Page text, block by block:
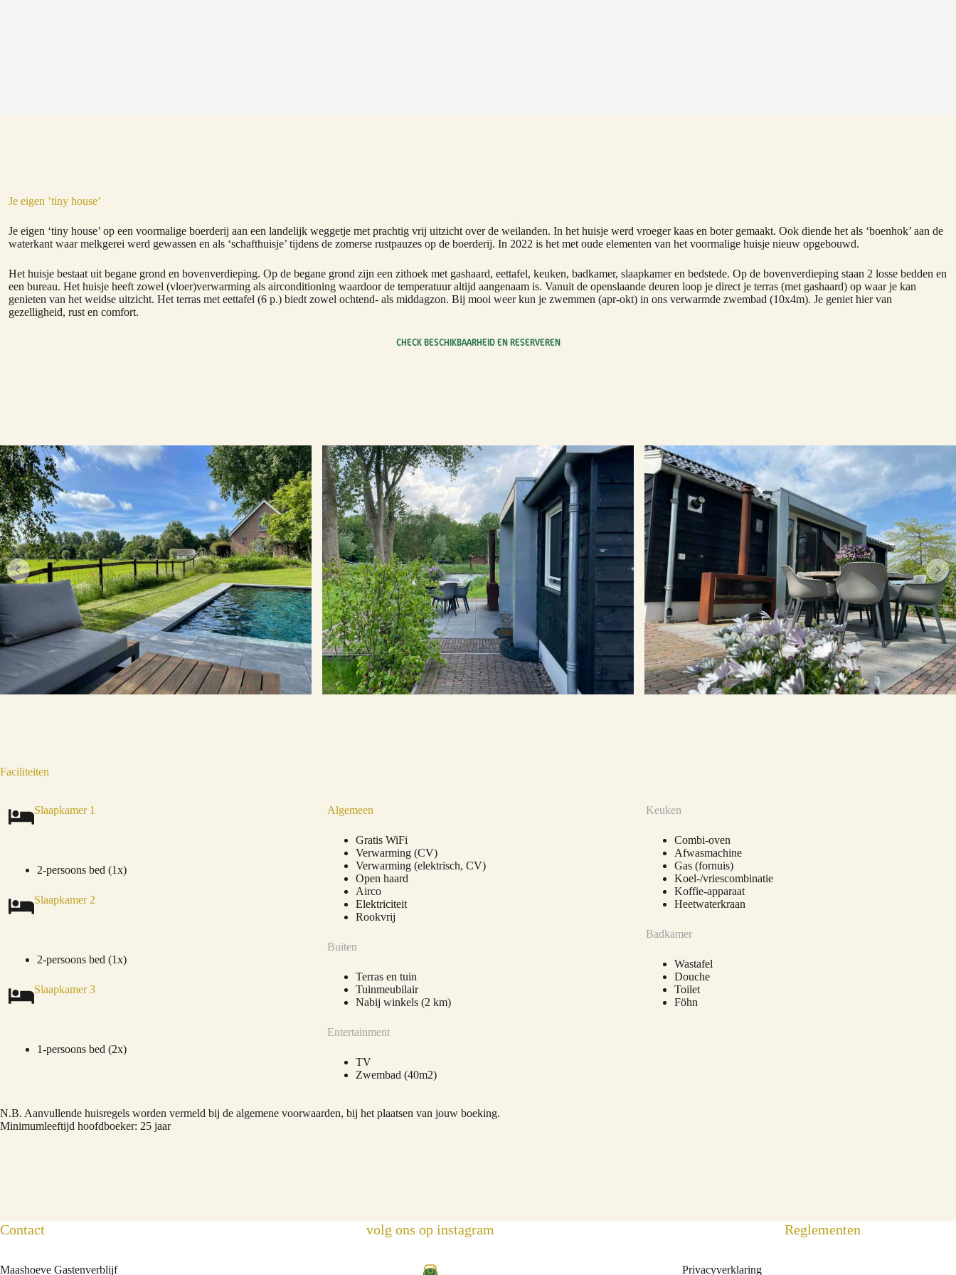
Je eigen ’tiny house’
Je eigen ‘tiny house’ op een voormalige boerderij aan een landelijk weggetje met prachtig vrij uitzicht over de weilanden. In het huisje werd vroeger kaas en boter gemaakt. Ook diende het als ‘boenhok’ aan de
waterkant waar melkgerei werd gewassen en als ‘schafthuisje’ tijdens de zomerse rustpauzes op de boerderij. In 2022 is het met oude elementen van het voormalige huisje nieuw opgebouwd.
Het huisje bestaat uit begane grond en bovenverdieping. Op de begane grond zijn een zithoek met gashaard, eettafel, keuken, badkamer, slaapkamer en bedstede. Op de bovenverdieping staan 2 losse bedden en
een bureau. Het huisje heeft zowel (vloer)verwarming als airconditioning waardoor de temperatuur altijd aangenaam is. Vanuit de openslaande deuren loop je direct je terras (met gashaard) op waar je kan
genieten van het weidse uitzicht. Het terras met eettafel (6 p.) biedt zowel ochtend- als middagzon. Bij mooi weer kun je zwemmen (apr-okt) in ons verwarmde zwembad (10x4m). Je geniet hier van
gezelligheid, rust en comfort.
CHECK BESCHIKBAARHEID EN RESERVEREN
Faciliteiten
Slaapkamer 1
2-persoons bed (1x)
Slaapkamer 2
2-persoons bed (1x)
Slaapkamer 3
1-persoons bed (2x)
Algemeen
Gratis WiFi
Verwarming (CV)
Verwarming (elektrisch, CV)
Open haard
Airco
Elektriciteit
Rookvrij
Buiten
Terras en tuin
Tuinmeubilair
Nabij winkels (2 km)
Entertainment
TV
Zwembad (40m2)
Keuken
Combi-oven
Afwasmachine
Gas (fornuis)
Koel-/vriescombinatie
Koffie-apparaat
Heetwaterkraan
Badkamer
Wastafel
Douche
Toilet
Föhn
N.B. Aanvullende huisregels worden vermeld bij de algemene voorwaarden, bij het plaatsen van jouw boeking.
Minimumleeftijd hoofdboeker: 25 jaar
Contact
Maashoeve Gastenverblijf
volg ons op instagram Reglementen
Privacyverklaring